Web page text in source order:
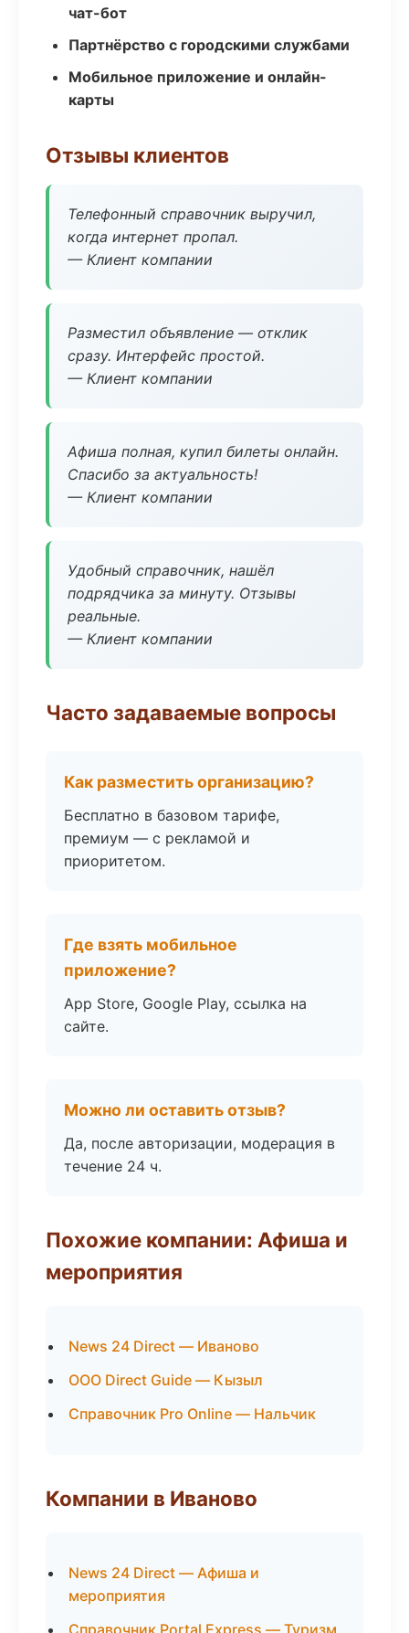
чат-бот
Партнёрство с городскими службами
Мобильное приложение и онлайн-
карты
Отзывы клиентов
Телефонный справочник выручил,
когда интернет пропал.
— Клиент компании
Разместил объявление — отклик
сразу. Интерфейс простой.
— Клиент компании
Афиша полная, купил билеты онлайн.
Спасибо за актуальность!
— Клиент компании
Удобный справочник, нашёл
подрядчика за минуту. Отзывы
реальные.
— Клиент компании
Часто задаваемые вопросы
Как разместить организацию?
Бесплатно в базовом тарифе,
премиум — с рекламой и
приоритетом.
Где взять мобильное
приложение?
App Store, Google Play, ссылка на
сайте.
Можно ли оставить отзыв?
Да, после авторизации, модерация в
течение 24 ч.
Похожие компании: Афиша и
мероприятия
News 24 Direct — Иваново
ООО Direct Guide — Кызыл
Справочник Pro Online — Нальчик
Компании в Иваново
News 24 Direct — Афиша и
мероприятия
Справочник Portal Express — Туризм